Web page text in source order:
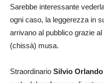
Sarebbe interessante
ogni caso, la leggerezza in
arrivano al pubblico grazie
(chissà) musa.
Straordinario Silvio Orlando